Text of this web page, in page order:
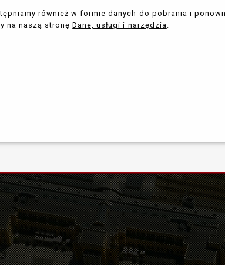
również w formie danych do pobrania i
na naszą stronęDane, usługi i narzędzia.